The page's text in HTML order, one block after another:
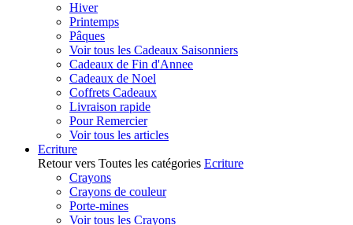
Hiver
Printemps
Pâques
Voir tous les Cadeaux Saisonniers
Cadeaux de Fin d'Annee
Cadeaux de Noel
Coffrets Cadeaux
Livraison rapide
Pour Remercier
Voir tous les articles
Ecriture
Retour vers Toutes les catégories Ecriture
Crayons
Crayons de couleur
Porte-mines
Voir tous les Crayons